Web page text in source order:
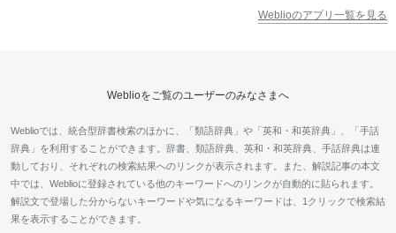
Weblioのアプリ一覧を見る
Weblioをご覧のユーザーのみなさまへ
Weblioでは、統合型辞書検索のほかに、「類語辞典」や「英和・和英辞典」、「手話
辞典」を利用することができます。辞書、類語辞典、英和・和英辞典、手話辞典は連
動しており、それぞれの検索結果へのリンクが表示されます。また、解説記事の本文
中では、Weblioに登録されている他のキーワードへのリンクが自動的に貼られます。
解説文で登場した分からないキーワードや気になるキーワードは、1クリックで検索結
果を表示することができます。